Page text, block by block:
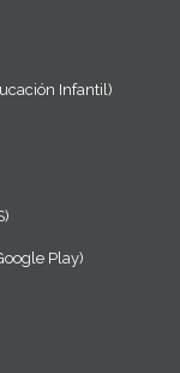
Infantil)
Play)